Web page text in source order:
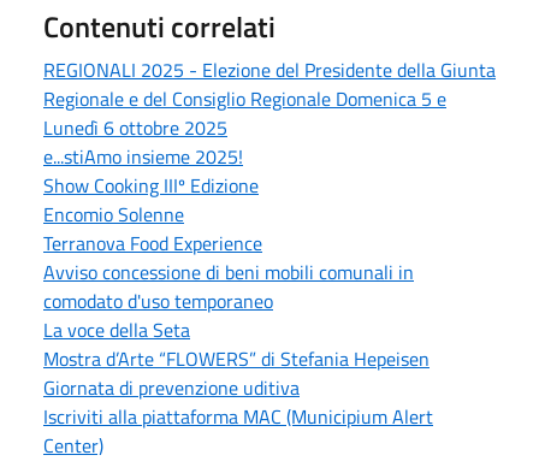
Contenuti correlati
REGIONALI 2025 - Elezione del Presidente della Giunta
Regionale e del Consiglio Regionale Domenica 5 e
Lunedì 6 ottobre 2025
e...stiAmo insieme 2025!
Show Cooking IIIº Edizione
Encomio Solenne
Terranova Food Experience
Avviso concessione di beni mobili comunali in
comodato d'uso temporaneo
La voce della Seta
Mostra d’Arte “FLOWERS” di Stefania Hepeisen
Giornata di prevenzione uditiva
Iscriviti alla piattaforma MAC (Municipium Alert
Center)